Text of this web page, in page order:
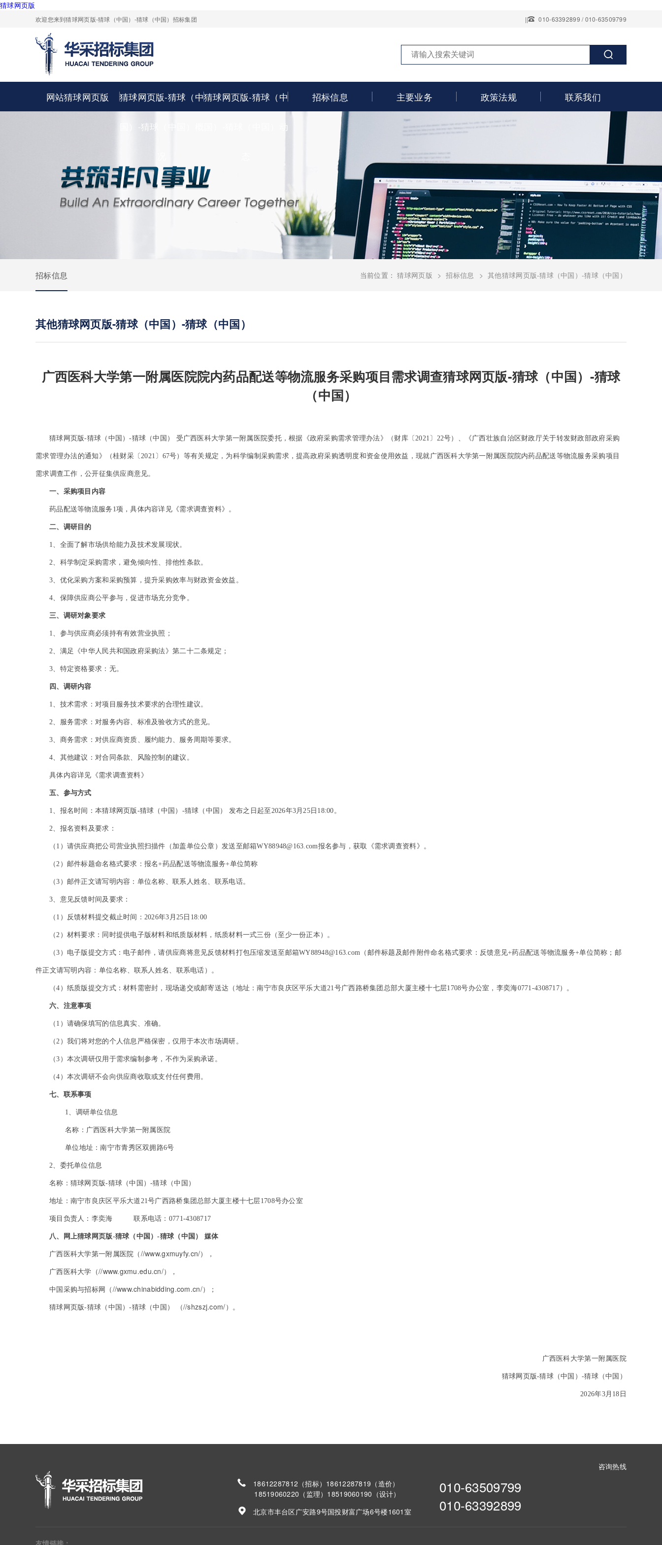
猜球网页版
欢迎您来到猜球网页版-猜球（中国）-猜球（中国）招标集团 || 010-63392899 / 010-63509799
网站猜球网页版 猜球网页版-猜球（中
国）-猜球（中国）概
猜球网页版-猜球（中
国）-猜球（中国）动
招标信息 主要业务 政策法规 联系我们
招标信息 当前位置： 猜球网页版 招标信息 其他猜球网页版-猜球（中国）-猜球（中国）
其他猜球网页版-猜球（中国）-猜球（中国）
广西医科大学第一附属医院院内药品配送等物流服务采购项目需求调查猜球网页版-猜球（中国）-猜球
（中国）
猜球网页版-猜球（中国）-猜球（中国） 受广西医科大学第一附属医院委托，根据《政府采购需求管理办法》（财库〔2021〕22号）、《广西壮族自治区财政厅关于转发财政部政府采购
需求管理办法的通知》（桂财采〔2021〕67号）等有关规定，为科学编制采购需求，提高政府采购透明度和资金使用效益，现就广西医科大学第一附属医院院内药品配送等物流服务采购项目
需求调查工作，公开征集供应商意见。
一、采购项目内容
药品配送等物流服务1项，具体内容详见《需求调查资料》。
二、调研目的
1、全面了解市场供给能力及技术发展现状。
2、科学制定采购需求，避免倾向性、排他性条款。
3、优化采购方案和采购预算，提升采购效率与财政资金效益。
4、保障供应商公平参与，促进市场充分竞争。
三、调研对象要求
1、参与供应商必须持有有效营业执照；
2、满足《中华人民共和国政府采购法》第二十二条规定；
3、特定资格要求：无。
四、调研内容
1、技术需求：对项目服务技术要求的合理性建议。
2、服务需求：对服务内容、标准及验收方式的意见。
3、商务需求：对供应商资质、履约能力、服务周期等要求。
4、其他建议：对合同条款、风险控制的建议。
具体内容详见《需求调查资料》
五、参与方式
1、报名时间：本猜球网页版-猜球（中国）-猜球（中国） 发布之日起至2026年3月25日18:00。
2、报名资料及要求：
（1）请供应商把公司营业执照扫描件（加盖单位公章）发送至邮箱WY88948@163.com报名参与，获取《需求调查资料》。
（2）邮件标题命名格式要求：报名+药品配送等物流服务+单位简称
（3）邮件正文请写明内容：单位名称、联系人姓名、联系电话。
3、意见反馈时间及要求：
（1）反馈材料提交截止时间：2026年3月25日18:00
（2）材料要求：同时提供电子版材料和纸质版材料，纸质材料一式三份（至少一份正本）。
（3）电子版提交方式：电子邮件，请供应商将意见反馈材料打包压缩发送至邮箱WY88948@163.com（邮件标题及邮件附件命名格式要求：反馈意见+药品配送等物流服务+单位简称；邮
件正文请写明内容：单位名称、联系人姓名、联系电话）。
（4）纸质版提交方式：材料需密封，现场递交或邮寄送达（地址：南宁市良庆区平乐大道21号广西路桥集团总部大厦主楼十七层1708号办公室，李奕海0771-4308717）。
六、注意事项
（1）请确保填写的信息真实、准确。
（2）我们将对您的个人信息严格保密，仅用于本次市场调研。
（3）本次调研仅用于需求编制参考，不作为采购承诺。
（4）本次调研不会向供应商收取或支付任何费用。
七、联系事项
1、调研单位信息
名称：广西医科大学第一附属医院
单位地址：南宁市青秀区双拥路6号
2、委托单位信息
名称：猜球网页版-猜球（中国）-猜球（中国）
地址：南宁市良庆区平乐大道21号广西路桥集团总部大厦主楼十七层1708号办公室
项目负责人：李奕海 联系电话：0771-4308717
八、网上猜球网页版-猜球（中国）-猜球（中国） 媒体
广西医科大学第一附属医院（ //www.gxmuyfy.cn/），
广西医科大学（//www.gxmu.edu.cn/），
中国采购与招标网（ //www.chinabidding.com.cn/）；
猜球网页版-猜球（中国）-猜球（中国） （//shzszj.com/ ）。
广西医科大学第一附属医院
猜球网页版-猜球（中国）-猜球（中国）
2026年3月18日
18612287812（招标）18612287819（造价）
18519060220（监理）18519060190（设计）
北京市丰台区广安路9号国投财富广场6号楼1601室
咨询热线
010-63509799
010-63392899
友情链接：